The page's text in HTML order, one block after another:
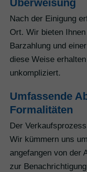
Überweisung
Nach der Einigung
Ort. Wir bieten
Barzahlung und
diese Weise
unkompliziert.
Umfassende
Formalitäten
Der
Wir kümmern uns
angefangen von der
zur